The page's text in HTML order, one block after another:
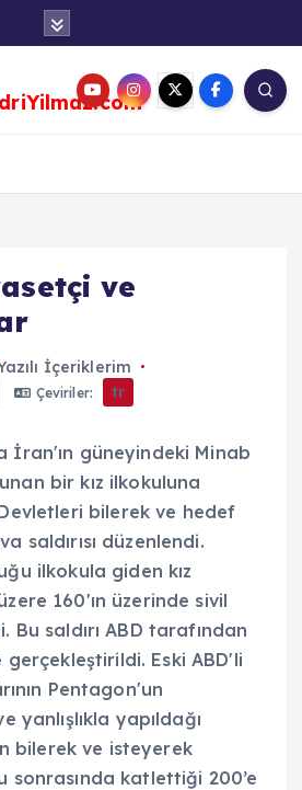
ve
İçeriklerim
Çeviriler: tr
İran'ın güneyindeki Minab
bir kız ilkokuluna
bilerek ve hedef
saldırısı düzenlendi.
ilkokula giden kız
160'ın üzerinde sivil
Bu saldırı ABD tarafından
Eski ABD'li
Pentagon'un
yanlışlıkla yapıldağı
bilerek ve isteyerek
sonrasında katlettiği 200’e